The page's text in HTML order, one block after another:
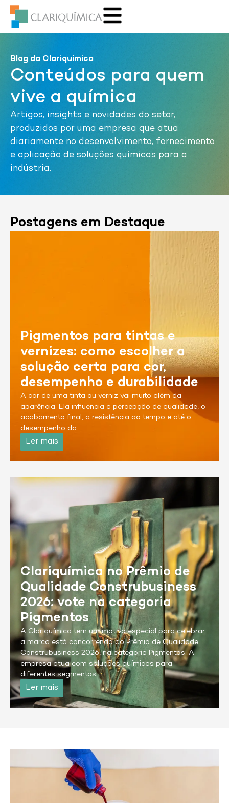
Blog da Clariquímica
Conteúdos para quem
vive a química
Artigos, insights e novidades do setor,
produzidos por uma empresa que atua
diariamente no desenvolvimento, fornecimento
e aplicação de soluções químicas para a
indústria.
Postagens em Destaque
Pigmentos para tintas e
vernizes: como escolher a
solução certa para cor,
desempenho e durabilidade
A cor de uma tinta ou verniz vai muito além da
aparência. Ela influencia a percepção de qualidade, o
acabamento final, a resistência ao tempo e até o
desempenho da…
Ler mais
Clariquímica no Prêmio de
Qualidade Construbusiness
2026: vote na categoria
Pigmentos
A Clariquímica tem um motivo especial para celebrar:
a marca está concorrendo ao Prêmio de Qualidade
Construbusiness 2026, na categoria Pigmentos. A
empresa atua com soluções químicas para
diferentes segmentos…
Ler mais